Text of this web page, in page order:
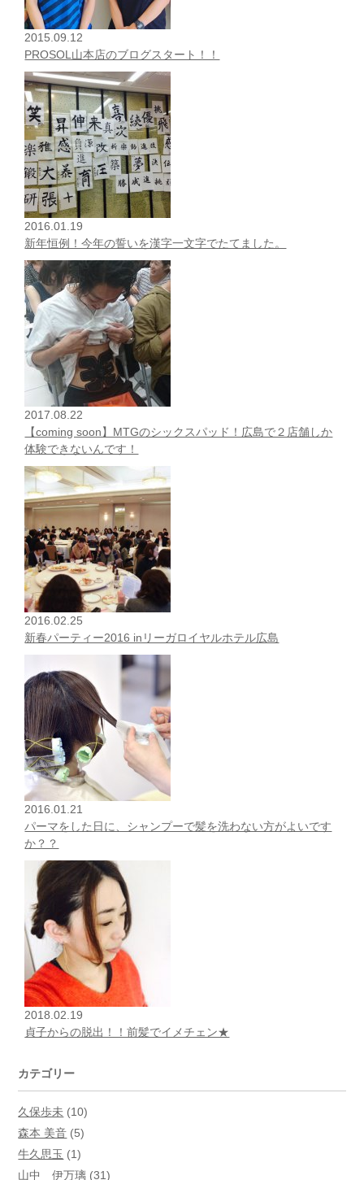
2015.09.12
PROSOL山本店のブログスタート！！
2016.01.19
新年恒例！今年の誓いを漢字一文字でたてました。
2017.08.22
【coming soon】MTGのシックスパッド！広島で２店舗しか
体験できないんです！
2016.02.25
新春パーティー2016 inリーガロイヤルホテル広島
2016.01.21
パーマをした日に、シャンプーで髪を洗わない方がよいです
か？？
2018.02.19
貞子からの脱出！！前髪でイメチェン★
カテゴリー
久保歩未 (10)
森本 美音 (5)
牛久思玉 (1)
山中 伊万璃 (31)